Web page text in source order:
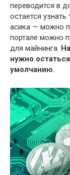
переводится в
остается
асика — можно
портале можно
для майнинга.
нужно
умолчанию.